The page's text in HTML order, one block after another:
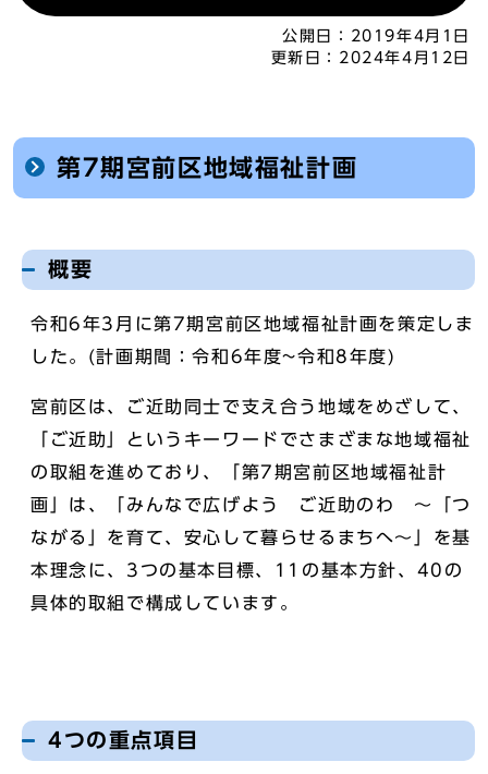
公開日：
2019年4月1日
更新日： 2024年4月12日
第7期宮前区地域福祉計画
概要
令和6年3月に第7期宮前区地域福祉計画を策定しま
した。(計画期間：令和6年度~令和8年度)
宮前区は、ご近助同士で支え合う地域をめざして、
「ご近助」というキーワードでさまざまな地域福祉
の取組を進めており、「第7期宮前区地域福祉計
画」は、「みんなで広げよう ご近助のわ ～「つ
ながる」を育て、安心して暮らせるまちへ～」を基
本理念に、3つの基本目標、11の基本方針、40の
具体的取組で構成しています。
4つの重点項目